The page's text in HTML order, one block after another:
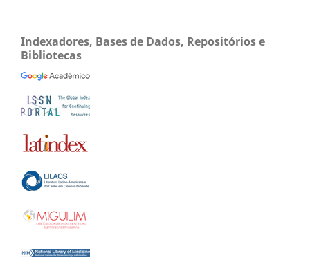
Indexadores, Bases de Dados, Repositórios e
Bibliotecas